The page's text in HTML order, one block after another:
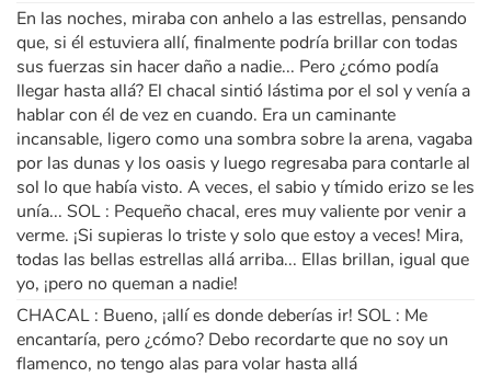
En las noches, miraba con anhelo a las estrellas, pensando
que, si él estuviera allí, finalmente podría brillar con todas
sus fuerzas sin hacer daño a nadie... Pero ¿cómo podía
llegar hasta allá? El chacal sintió lástima por el sol y venía a
hablar con él de vez en cuando. Era un caminante
incansable, ligero como una sombra sobre la arena, vagaba
por las dunas y los oasis y luego regresaba para contarle al
sol lo que había visto. A veces, el sabio y tímido erizo se les
unía... SOL : Pequeño chacal, eres muy valiente por venir a
verme. ¡Si supieras lo triste y solo que estoy a veces! Mira,
todas las bellas estrellas allá arriba... Ellas brillan, igual que
yo, ¡pero no queman a nadie!
CHACAL : Bueno, ¡allí es donde deberías ir! SOL : Me
encantaría, pero ¿cómo? Debo recordarte que no soy un
flamenco, no tengo alas para volar hasta allá